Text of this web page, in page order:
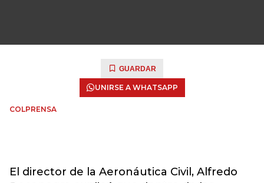
GUARDAR
UNIRSE A WHATSAPP
COLPRENSA
El director de la Aeronáutica Civil, Alfredo